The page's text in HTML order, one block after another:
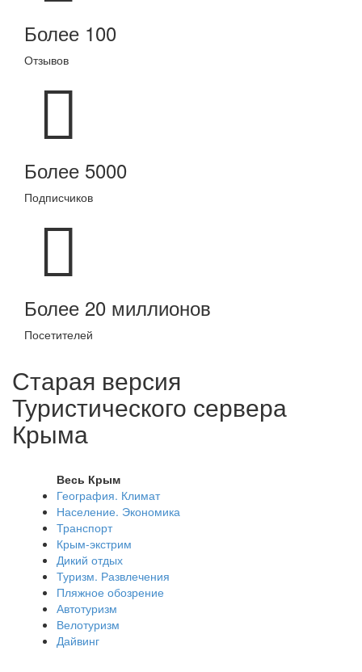
Более 100
Отзывов
Более 5000
Подписчиков
Более 20 миллионов
Посетителей
Старая версия
Туристического сервера
Крыма
Весь Крым
География. Климат
Население. Экономика
Транспорт
Крым-экстрим
Дикий отдых
Туризм. Развлечения
Пляжное обозрение
Автотуризм
Велотуризм
Дайвинг